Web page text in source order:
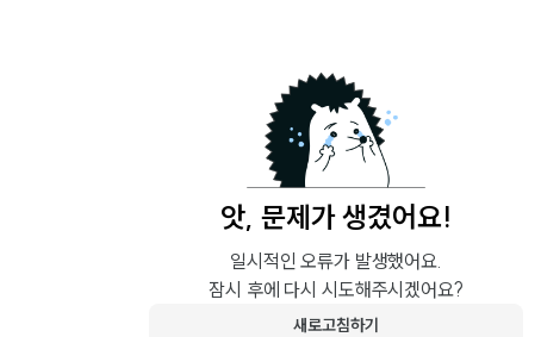
앗, 문제가 생겼어요!
일시적인 오류가 발생했어요.
잠시 후에 다시 시도해주시겠어요?
새로고침하기